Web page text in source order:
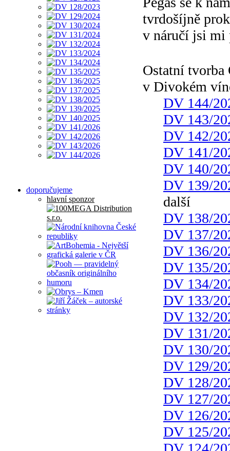
doporučujeme
hlavní sponzor
tvrdošíjně
v náručí jsi mi
Ostatní tvorba
v Divokém
DV 144/
DV 143/
DV 142/
DV 141/
DV 140/
DV 139/
další
DV 138/
DV 137/
DV 136/
DV 135/
DV 134/
DV 133/
DV 132/
DV 131/
DV 130/
DV 129/
DV 128/
DV 127/
DV 126/
DV 125/